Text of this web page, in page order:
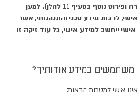
מעקב דומות (ראה הגדרה ופירוט נוסף בסעיף 11 להלן). למען
לרבות מידע טכני והתנהגותי, אשר
ייחשב למידע אישי, כל עוד זיקה זו
אישי למטרות הבאות: